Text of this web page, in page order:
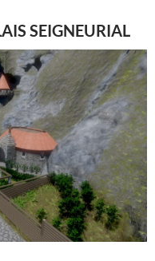
SEIGNEURIAL